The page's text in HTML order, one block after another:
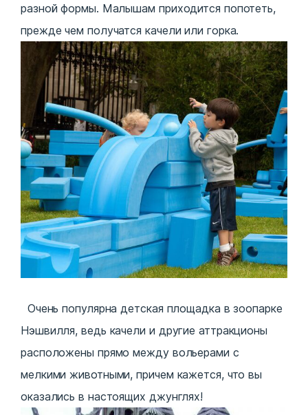
разной формы. Малышам приходится попотеть,
прежде чем получатся качели или горка.
Очень популярна детская площадка в зоопарке
Нэшвилля, ведь качели и другие аттракционы
расположены прямо между вольерами с
мелкими животными, причем кажется, что вы
оказались в настоящих джунглях!